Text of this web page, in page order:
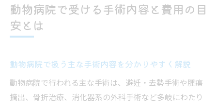
動物病院で受ける手術内容と費用の目
安とは
動物病院で扱う主な手術内容を分かりやすく解説
動物病院で行われる主な手術は、避妊・去勢手術や腫瘍
摘出、骨折治療、消化器系の外科手術など多岐にわたり